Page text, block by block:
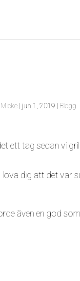
jun 1, 2019 Blogg
ett tag sedan vi
lova dig att det var
även en god